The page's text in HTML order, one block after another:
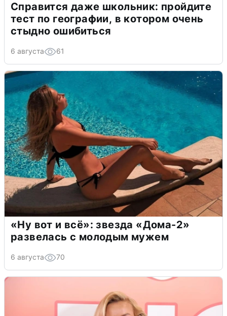
Справится даже школьник: пройдите
тест по географии, в котором очень
стыдно ошибиться
6 августа 61
«Ну вот и всё»: звезда «Дома-2»
развелась с молодым мужем
6 августа 70